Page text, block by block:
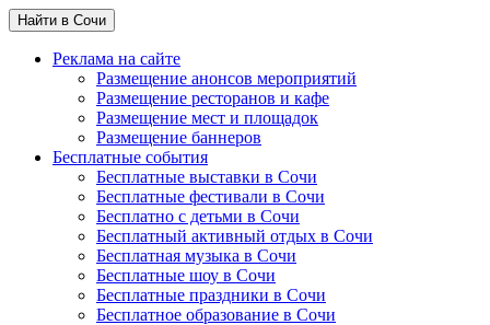
Найти в Сочи
Реклама на сайте
Размещение анонсов мероприятий
Размещение ресторанов и кафе
Размещение мест и площадок
Размещение баннеров
Бесплатные события
Бесплатные выставки в Сочи
Бесплатные фестивали в Сочи
Бесплатно с детьми в Сочи
Бесплатный активный отдых в Сочи
Бесплатная музыка в Сочи
Бесплатные шоу в Сочи
Бесплатные праздники в Сочи
Бесплатное образование в Сочи